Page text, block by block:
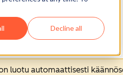
Decline all
luotu automaattisesti